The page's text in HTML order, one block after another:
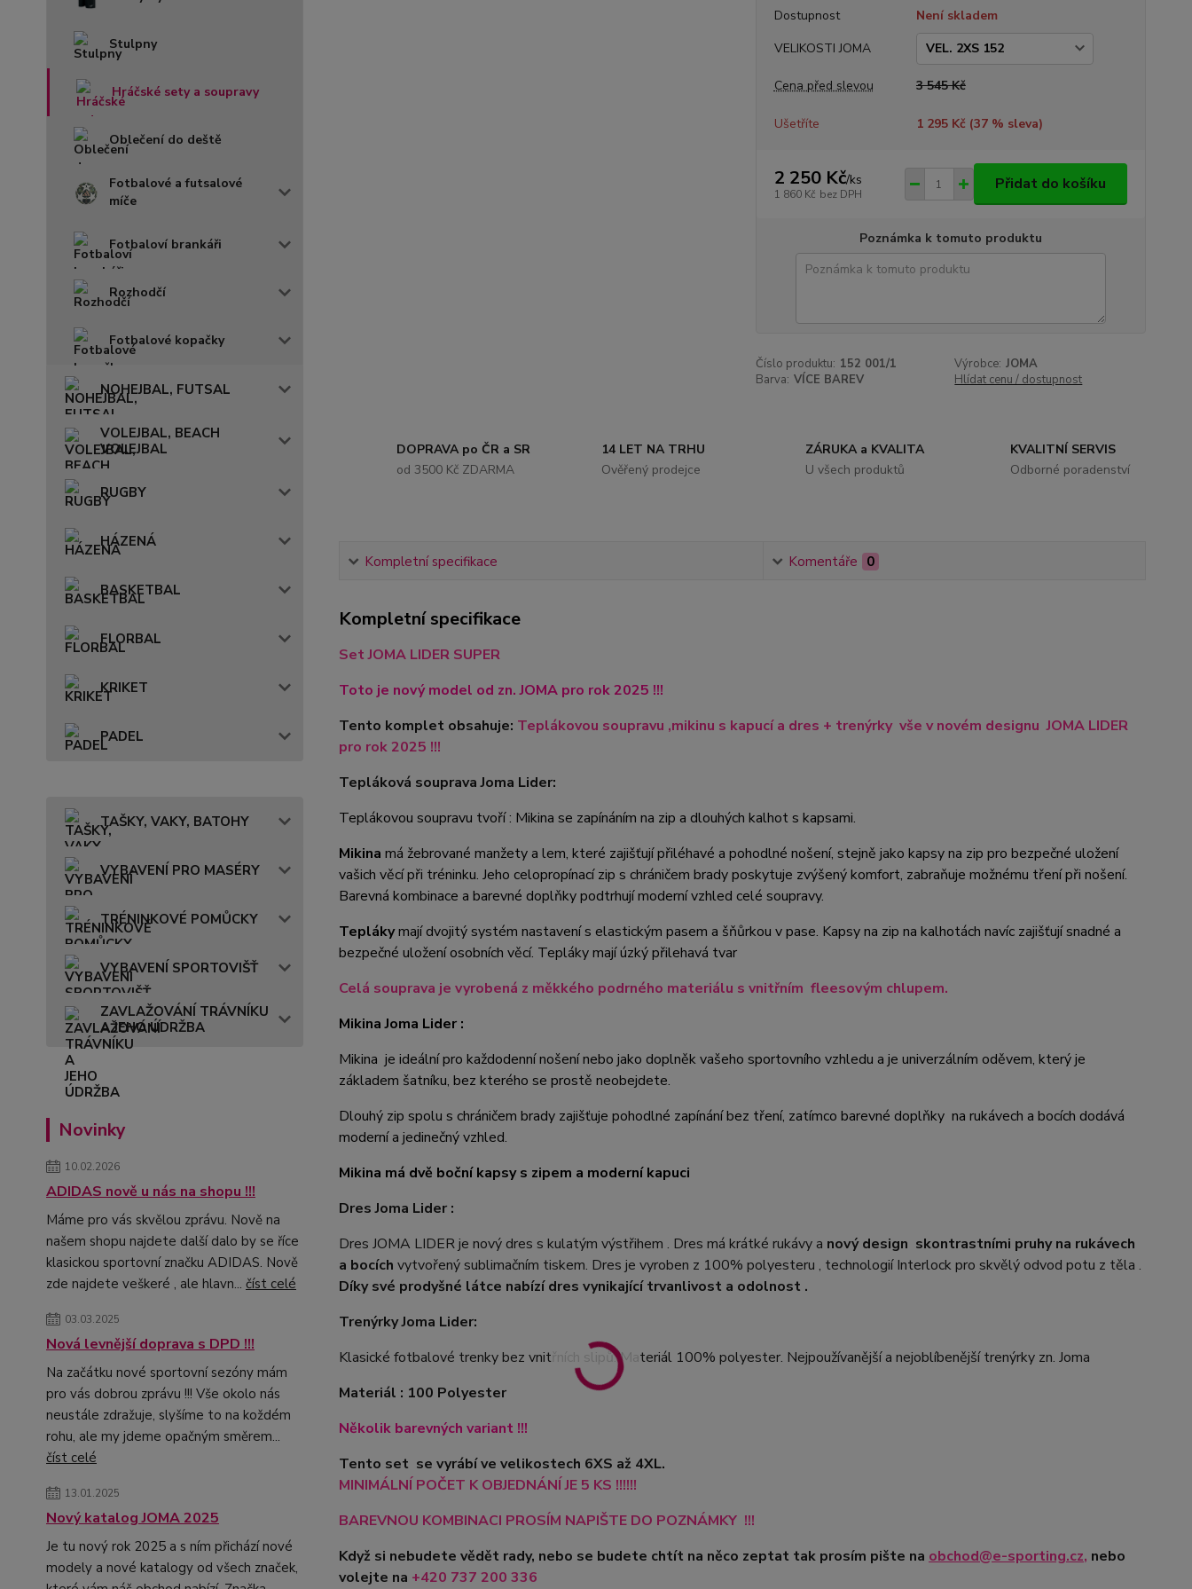
Stulpny
Hráčské sety a soupravy
Oblečení do deště
Fotbalové a futsalové
míče
Fotbaloví brankáři
Rozhodčí
Fotbalové kopačky
NOHEJBAL, FUTSAL
VOLEJBAL, BEACH
VOLEJBAL
RUGBY
HÁZENÁ
BASKETBAL
FLORBAL
KRIKET
PADEL
TAŠKY, VAKY, BATOHY
VYBAVENÍ PRO MASÉRY
TRÉNINKOVÉ POMŮCKY
VYBAVENÍ SPORTOVIŠŤ
ZAVLAŽOVÁNÍ TRÁVNÍKU
A JEHO ÚDRŽBA
Novinky
10.02.2026
ADIDAS nově u nás na shopu !!!
Máme pro vás skvělou zprávu. Nově na
našem shopu najdete další dalo by se říce
klasickou sportovní značku ADIDAS. Nově
zde najdete veškeré , ale hlavn... číst celé
03.03.2025
Nová levnější doprava s DPD !!!
Na začátku nové sportovní sezóny mám
pro vás dobrou zprávu !!! Vše okolo nás
neustále zdražuje, slyšíme to na koždém
rohu, ale my jdeme opačným směrem...
číst celé
13.01.2025
Nový katalog JOMA 2025
Je tu nový rok 2025 a s ním přichází nové
modely a nové katalogy od všech značek,
Dostupnost
Není skladem
VELIKOSTI JOMA
Cena před slevou 3 545 Kč
Ušetříte 1 295 Kč (37% sleva)
2 250 Kč/ks
1 860 Kč bez DPH
Přidat do košíku
Poznámka k tomuto produktu
Číslo produktu: 152 001/1 Výrobce: JOMA
Barva: VÍCE BAREV Hlídat cenu / dostupnost
DOPRAVA po ČR a SR
od 3500 Kč ZDARMA
14 LET NA TRHU
Ověřený prodejce
ZÁRUKA a KVALITA
U všech produktů
KVALITNÍ SERVIS
Odborné poradenství
Kompletní specifikace Komentáře 0
Kompletní specifikace
Set JOMA LIDER SUPER
Toto je nový model od zn. JOMA pro rok 2025 !!!
Tento komplet obsahuje: Teplákovou soupravu ,mikinu s kapucí a dres + trenýrky vše v novém designu JOMA LIDER
pro rok 2025 !!!
Tepláková souprava Joma Lider:
Teplákovou soupravu tvoří : Mikina se zapínáním na zip a dlouhých kalhot s kapsami.
Mikina má žebrované manžety a lem, které zajišťují přiléhavé a pohodlné nošení, stejně jako kapsy na zip pro bezpečné uložení
vašich věcí při tréninku. Jeho celopropínací zip s chráničem brady poskytuje zvýšený komfort, zabraňuje možnému tření při nošení.
Barevná kombinace a barevné doplňky podtrhují moderní vzhled celé soupravy.
Teplákymají dvojitý systém nastavení s elastickým pasem a šňůrkou v pase. Kapsy na zip na kalhotách navíc zajišťují snadné a
bezpečné uložení osobních věcí. Tepláky mají úzký přilehavá tvar
Celá souprava je vyrobená z měkkého podrného materiálu s vnitřním fleesovým chlupem.
Mikina Joma Lider :
Mikina je ideální pro každodenní nošení nebo jako doplněk vašeho sportovního vzhledu a je univerzálním oděvem, který je
základem šatníku, bez kterého se prostě neobejdete.
Dlouhý zip spolu s chráničem brady zajišťuje pohodlné zapínání bez tření, zatímco barevné doplňky na rukávech a bocích dodává
moderní a jedinečný vzhled.
Mikina má dvě boční kapsy s zipem a moderní kapuci
Dres Joma Lider :
Dres JOMA LIDER je nový dres s kulatým výstřihem . Dres má krátké rukávy a nový design skontrastními pruhy na rukávech
a bocích vytvořený sublimačním tiskem. Dres je vyroben z 100% polyesteru , technologií Interlock pro skvělý odvod potu z těla .
Díky své prodyšné látce nabízí dres vynikající trvanlivost a odolnost .
Trenýrky Joma Lider:
Klasické fotbalové trenky bez vnitřních slipů. Materiál 100% polyester. Nejpoužívanější a nejoblíbenější trenýrky zn. Joma
Materiál : 100 Polyester
Několik barevných variant !!!
Tento set se vyrábí ve velikostech 6XS až 4XL.
MINIMÁLNÍ POČET K OBJEDNÁNÍ JE 5 KS !!!!!!
BAREVNOU KOMBINACI PROSÍM NAPIŠTE DO POZNÁMKY !!!
Když si nebudete vědět rady, nebo se budete chtít na něco zeptat tak prosím pište na obchod@e-sporting.cz, nebo
volejte na +420 737 200 336